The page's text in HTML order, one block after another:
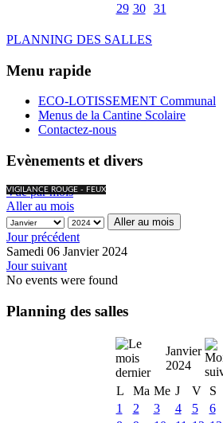
29 30 31
PLANNING DES SALLES
Menu rapide
ECO-LOTISSEMENT Communal
Menus de la Cantine Scolaire
Contactez-nous
Evènements et divers
VIGILANCE ROUGE - FEUX
Vue par mois
Aller au mois
Aller au mois
Jour précédent
Samedi 06 Janvier 2024
Jour suivant
No events were found
Planning des salles
Janvier
2024
L
Ma Me J V S
1
2 3 4 5 6